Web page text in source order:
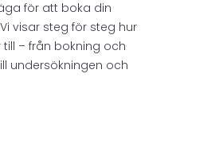
för att boka din
visar steg för steg hur
– från bokning och
undersökningen och